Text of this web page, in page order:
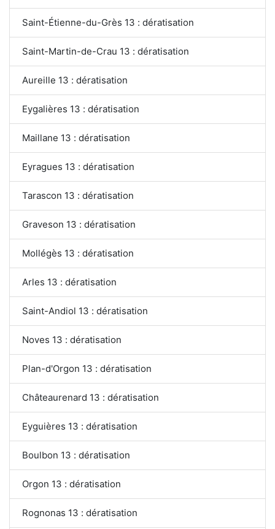
Saint-Étienne-du-Grès 13 : dératisation
Saint-Martin-de-Crau 13 : dératisation
Aureille 13 : dératisation
Eygalières 13 : dératisation
Maillane 13 : dératisation
Eyragues 13 : dératisation
Tarascon 13 : dératisation
Graveson 13 : dératisation
Mollégès 13 : dératisation
Arles 13 : dératisation
Saint-Andiol 13 : dératisation
Noves 13 : dératisation
Plan-d'Orgon 13 : dératisation
Châteaurenard 13 : dératisation
Eyguières 13 : dératisation
Boulbon 13 : dératisation
Orgon 13 : dératisation
Rognonas 13 : dératisation